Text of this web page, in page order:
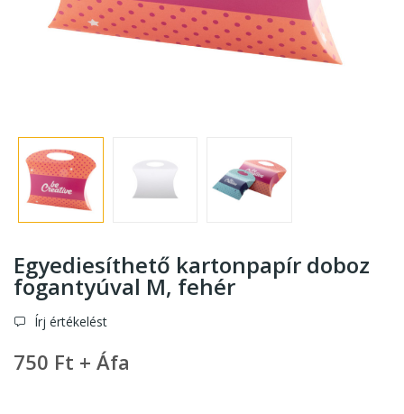
Egyediesíthető kartonpapír doboz
fogantyúval M, fehér
Írj értékelést
750 Ft + Áfa